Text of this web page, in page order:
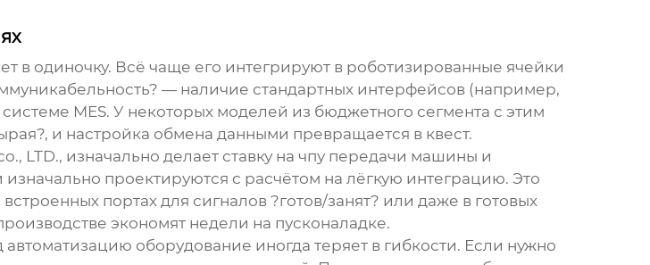
в одиночку. Всё чаще его интегрируют в роботизированные ячейки
— наличие стандартных интерфейсов (например,
MES. У некоторых моделей из бюджетного сегмента с этим
и настройка обмена данными превращается в квест.
LTD., изначально делает ставку на чпу передачи машины и
проектируются с расчётом на лёгкую интеграцию. Это
портах для сигналов ?готов/занят? или даже в готовых
экономят недели на пусконаладке.
оборудование иногда теряет в гибкости. Если нужно